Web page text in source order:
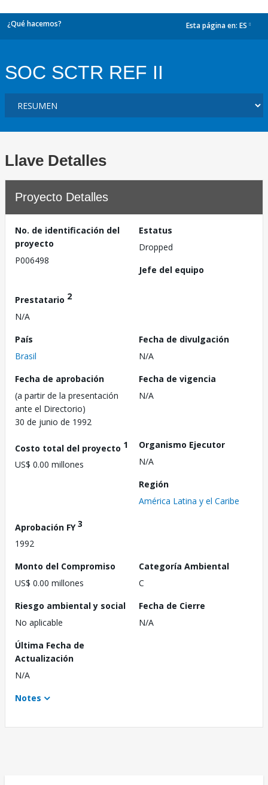
¿Qué hacemos? Esta página en: ES
SOC SCTR REF II
Llave Detalles
Proyecto Detalles
No. de identificación del
proyecto
P006498
Estatus
Dropped
Jefe del equipo
Prestatario 2
N/A
País
Brasil
Fecha de divulgación
N/A
Fecha de aprobación
(a partir de la presentación
ante el Directorio)
30 de junio de 1992
Fecha de vigencia
N/A
Costo total del proyecto 1
US$ 0.00 millones
Organismo Ejecutor
N/A
Región
América Latina y el Caribe
Aprobación FY3
1992
Monto del Compromiso
US$ 0.00 millones
Categoría Ambiental
C
Riesgo ambiental y social
No aplicable
Fecha de Cierre
N/A
Última Fecha de
Actualización
N/A
Notes